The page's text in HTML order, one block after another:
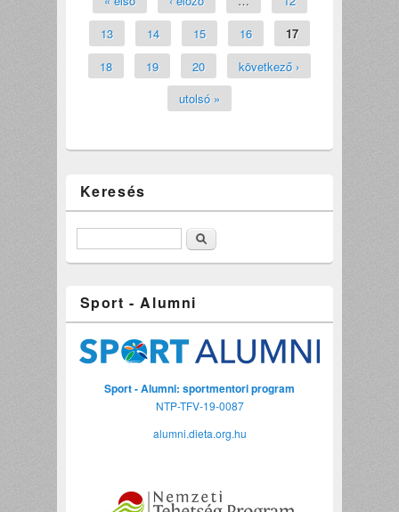
13
14 15 16
17
18
19 20
következő ›
utolsó »
Keresés
Keresés
Sport - Alumni
Sport - Alumni: sportmentori program
NTP-TFV-19-0087
alumni.dieta.org.hu